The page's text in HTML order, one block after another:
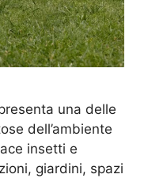
una delle
dell’ambiente
insetti e
giardini, spazi